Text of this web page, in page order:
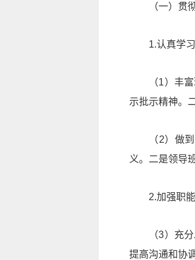
（一）贯
1.认真学
（1）丰
示批示精神。
（2）做
义。二是领导
2.加强职
（3）充
提高沟通和协